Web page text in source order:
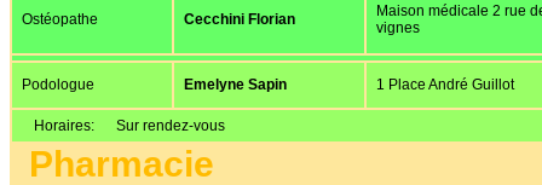
Ostéopathe Cecchini Florian
Maison médicale 2 rue
vignes
Podologue Emelyne Sapin 1 Place André Guillot
Horaires: Sur rendez-vous
Pharmacie